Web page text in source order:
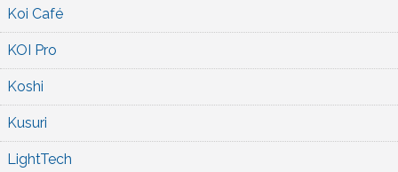
Koi Café
KOI Pro
Koshi
Kusuri
LightTech